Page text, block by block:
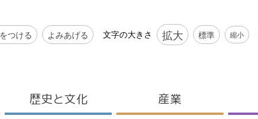
リティツール
つける よみあげる 文字の大きさ 拡大 標準 縮小
歴史と文化 産業